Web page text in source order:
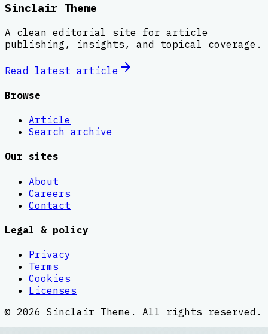
Sinclair Theme
A clean editorial site for article
publishing, insights, and topical coverage.
Read latest article
Browse
Article
Search archive
Our sites
About
Careers
Contact
Legal & policy
Privacy
Terms
Cookies
Licenses
© 2026 Sinclair Theme . All rights reserved.